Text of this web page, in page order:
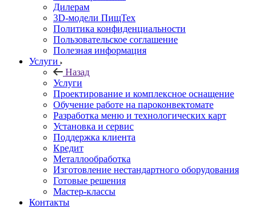
Дилерам
3D-модели ПищТех
Политика конфиденциальности
Пользовательское соглашение
Полезная информация
Услуги
Назад
Услуги
Проектирование и комплексное оснащение
Обучение работе на пароконвектомате
Разработка меню и технологических карт
Установка и сервис
Поддержка клиента
Кредит
Металлообработка
Изготовление нестандартного оборудования
Готовые решения
Мастер-классы
Контакты